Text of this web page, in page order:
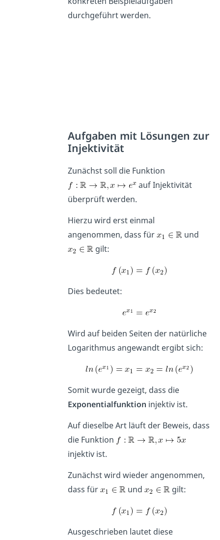
durchgeführt werden.
Aufgaben mit Lösungen zur
Injektivität
Zunächst soll die Funktion
auf Injektivität
überprüft werden.
Hierzu wird erst einmal
angenommen, dass für
und
gilt:
Dies bedeutet:
Wird auf beiden Seiten der natürliche
Logarithmus angewandt ergibt sich:
Somit wurde gezeigt, dass die
Exponentialfunktion injektiv ist.
Auf dieselbe Art läuft der Beweis, dass
die Funktion
injektiv ist.
Zunächst wird wieder angenommen,
dass für
und gilt:
Ausgeschrieben lautet diese